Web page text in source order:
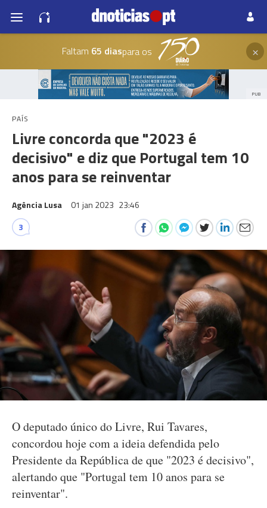
Faltam 65 diaspara os ×
PUB
PAÍS
Livre concorda que "2023 é
decisivo" e diz que Portugal tem 10
anos para se reinventar
Agência Lusa 01 jan 2023 23:46
3
O deputado único do Livre, Rui Tavares,
concordou hoje com a ideia defendida pelo
Presidente da República de que "2023 é decisivo",
alertando que "Portugal tem 10 anos para se
reinventar".